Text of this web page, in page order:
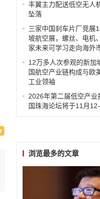
丰翼主力配送低空无人
坠落
三家中国刹车片厂竞展
坡航空展，螺丝、电机
家未来可学习走向海外
12万多人次参观的新加
国航空产业链构成与欧
工业领袖
2026年第二届低空产业
国珠海论坛将于11月
浏览最多的文章